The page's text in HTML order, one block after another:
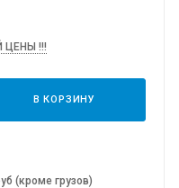
ЦЕНЫ !!!
В КОРЗИНУ
(кроме грузов)